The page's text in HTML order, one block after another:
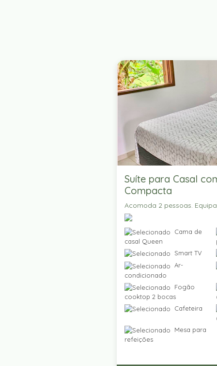
Suíte para Casal
Compacta
Acomoda 2 pessoas.
Cama de
casal Queen
Smart TV
Ar-
condicionado
Fogão
cooktop 2 bocas
Cafeteira
Mesa para
refeições